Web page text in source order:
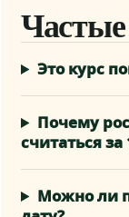
Это курс
Почему
считаться
Можно ли